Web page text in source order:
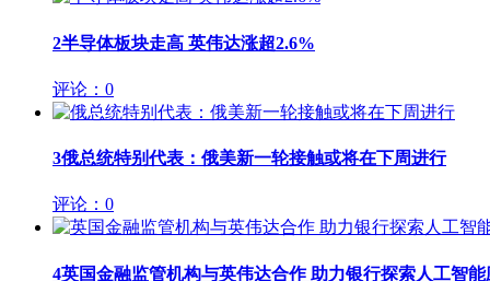
2半导体板块走高 英伟达涨超2.6%
评论：0
3俄总统特别代表：俄美新一轮接触或将在下周进行
评论：0
4英国金融监管机构与英伟达合作 助力银行探索人工智能